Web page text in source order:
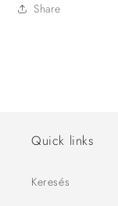
Share
Quick links
Keresés